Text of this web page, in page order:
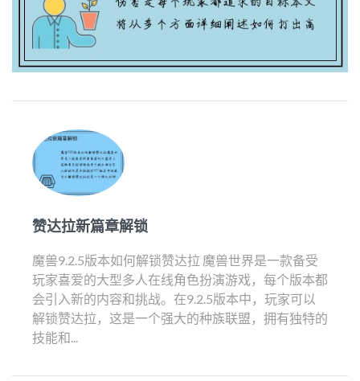
赞达拉新篇章解锁
魔兽9.2.5版本如何解锁赞达拉 魔兽世界是一款备受
玩家喜爱的大型多人在线角色扮演游戏，每个版本都
会引入新的内容和挑战。在9.2.5版本中，玩家可以
解锁赞达拉，这是一个强大的种族联盟，拥有独特的
技能和...